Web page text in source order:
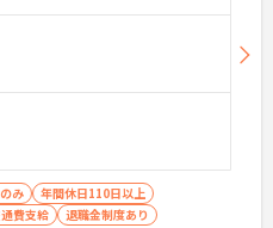
み
年間休日110日以上
費支給 退職金制度あり